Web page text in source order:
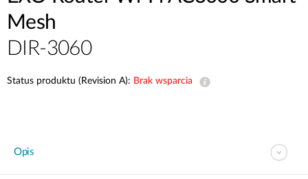
Mesh
DIR-3060
Status produktu (Revision A): Brak wsparcia
Opis